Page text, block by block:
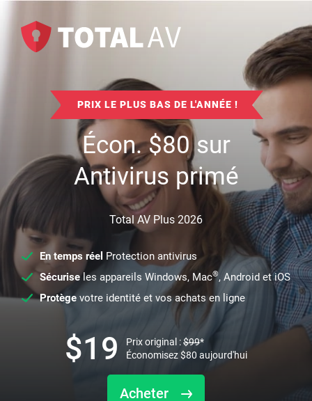
PRIX LE PLUS BAS DE L'ANNÉE !
Écon.$80sur
Antivirus primé
Total AV Plus 2026
En temps réel Protection antivirus
Sécuriseles appareils Windows, Mac®, Android et iOS
Protège votre identité et vos achats en ligne
Acheter
$19 Prix original :$99*
Économisez$80 aujourd'hui